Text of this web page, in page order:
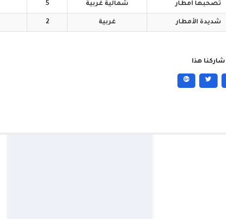
تصحبها أمطار شمالية غربية 5
شديدة الأمطار غربية 2
شاركنا هذا